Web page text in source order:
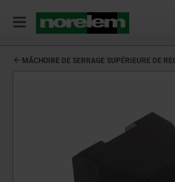
MÂCHOIRE DE SERRAGE SUPÉRIEURE DE